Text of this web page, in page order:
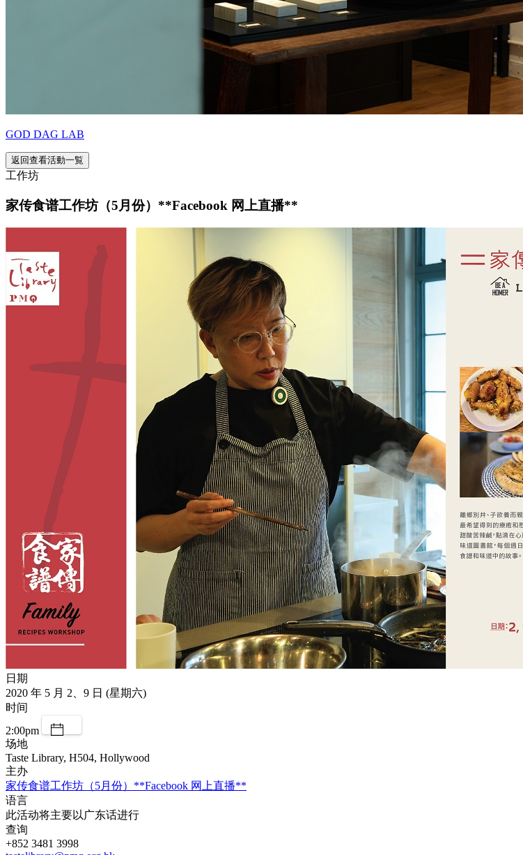
GOD DAG LAB
返回查看活動一覧
工作坊
家传食谱工作坊（5月份）**Facebook 网上直播**
日期
2020 年 5 月 2、9 日 (星期六)
时间
2:00pm
场地
Taste Library, H504, Hollywood
主办
家传食谱工作坊（5月份）**Facebook 网上直播**
语言
此活动将主要以广东话进行
查询
+852 3481 3998